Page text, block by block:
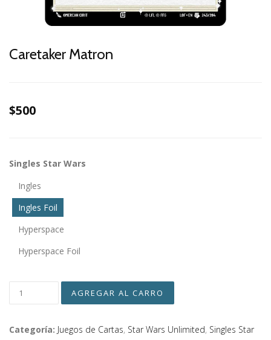
Caretaker Matron
$500
Singles Star Wars
Ingles
Ingles Foil
Hyperspace
Hyperspace Foil
Categoría: Juegos de Cartas, Star Wars Unlimited, Singles Star